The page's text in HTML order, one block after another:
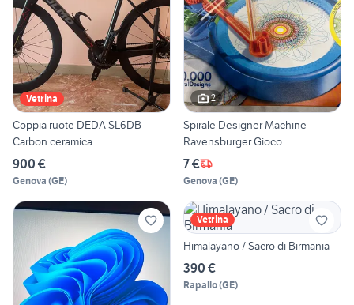
Vetrina
Coppia ruote DEDA SL6DB
Carbon ceramica
900 €
Genova (GE)
2
Spirale Designer Machine
Ravensburger Gioco
7 €
Genova (GE)
Vetrina
Himalayano / Sacro di Birmania
390 €
Rapallo(GE)